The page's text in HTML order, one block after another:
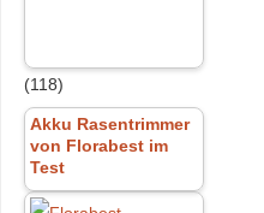
(118)
Akku Rasentrimmer
von Florabest im
Test